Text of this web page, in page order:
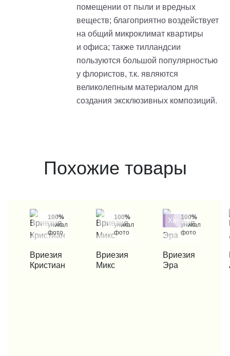
помещении от пыли и вредных
веществ; благоприятно воздействует
на общий микроклимат квартиры
и офиса; также тилландсии
пользуются большой популярностью
у флористов, т.к. являются
великолепным материалом для
создания эксклюзивных композиций.
Похожие товары
100%
уникальные
фото
КУПИТЬ В 1 КЛИК
Вриезия
Кристиан
100%
уникальные
фото
КУПИТЬ В 1 КЛИК
Вриезия
Микс
Хит 100%
уникальные
фото
КУПИТЬ В 1 КЛИК
Вриезия
Эра